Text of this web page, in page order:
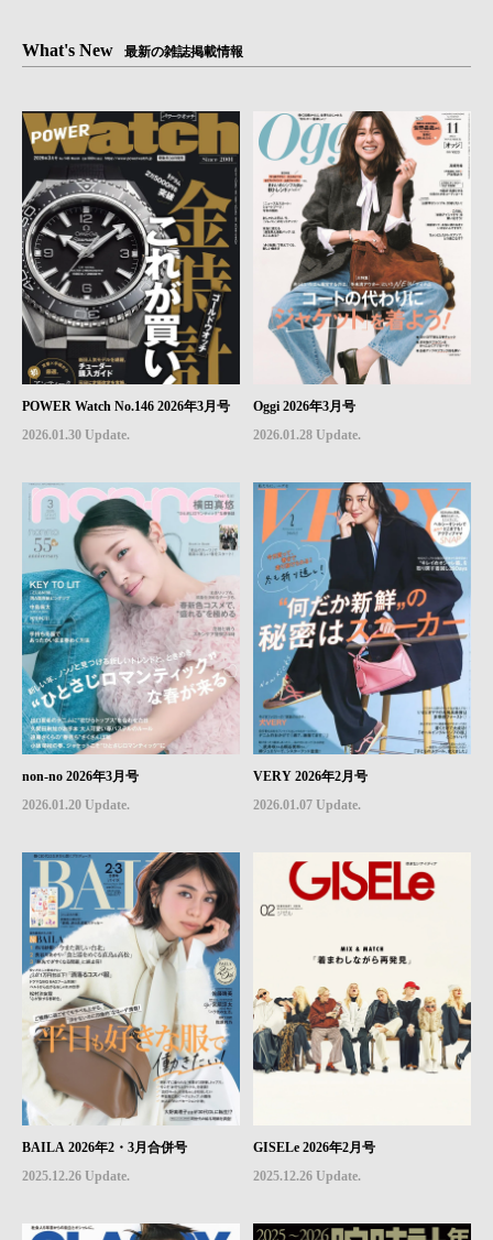
What's New 最新の雑誌掲載情報
POWER Watch No.146 2026年3月号
2026.01.30 Update.
Oggi 2026年3月号
2026.01.28 Update.
non-no 2026年3月号
2026.01.20 Update.
VERY 2026年2月号
2026.01.07 Update.
BAILA 2026年2・3月合併号
2025.12.26 Update.
GISELe 2026年2月号
2025.12.26 Update.